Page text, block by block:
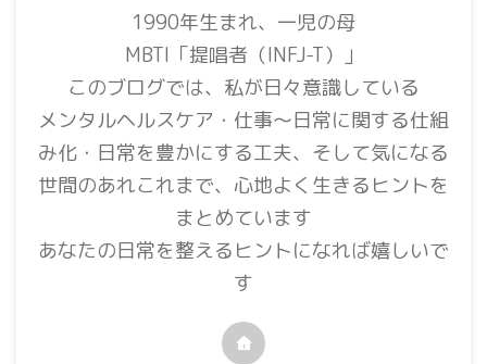
1990年生まれ、一児の母
MBTI「提唱者（INFJ-T）」
このブログでは、私が日々意識している
メンタルヘルスケア・仕事〜日常に関する仕組
み化・日常を豊かにする工夫、そして気になる
世間のあれこれまで、心地よく生きるヒントを
まとめています
あなたの日常を整えるヒントになれば嬉しいで
す